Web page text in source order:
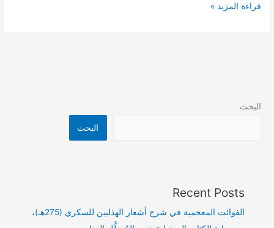
قراءة المزيد »
البحث
البحث
Recent Posts
الفوائت المعجمية في شرح أشعار الهذليين للسكري (275هـ)،